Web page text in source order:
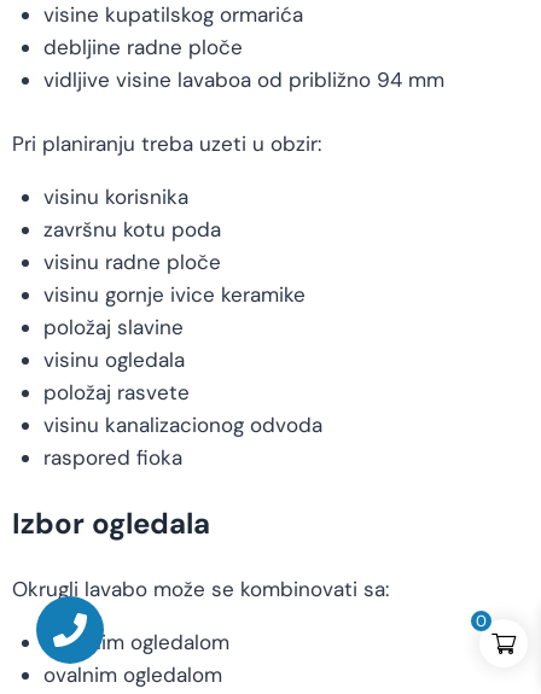
0
visine kupatilskog ormarića
debljine radne ploče
vidljive visine lavaboa od približno 94 mm
Pri planiranju treba uzeti u obzir:
visinu korisnika
završnu kotu poda
visinu radne ploče
visinu gornje ivice keramike
položaj slavine
visinu ogledala
položaj rasvete
visinu kanalizacionog odvoda
raspored fioka
Izbor ogledala
Okrugli lavabo može se kombinovati sa:
okruglim ogledalom
ovalnim ogledalom